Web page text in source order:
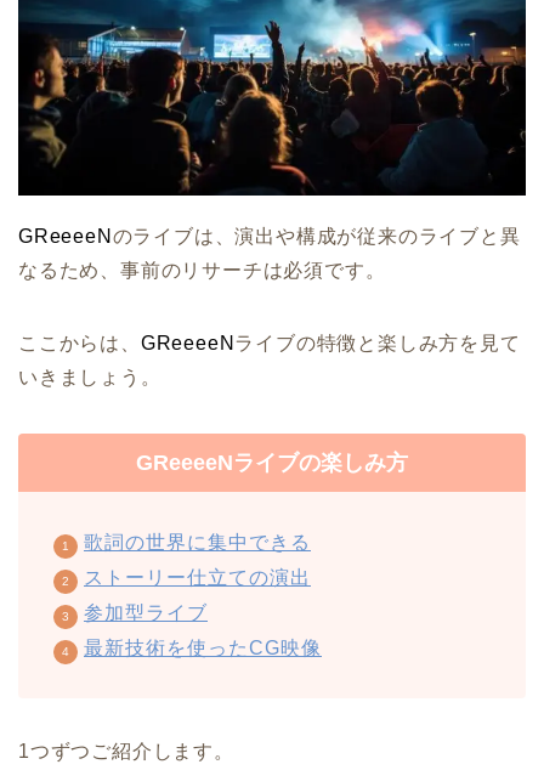
GReeeeN のライブは、演出や構成が従来のライブと異
なるため、事前のリサーチは必須です。
ここからは、 GReeeeN ライブの特徴と楽しみ方を見て
いきましょう。
GReeeeNライブの楽しみ方
歌詞の世界に集中できる
ストーリー仕立ての演出
参加型ライブ
最新技術を使ったCG映像
1つずつご紹介します。